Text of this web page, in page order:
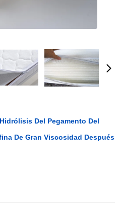
Del Pegamento Del
De Gran Viscosidad Después